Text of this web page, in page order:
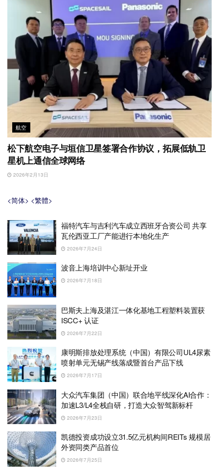
航空
松下航空电子与垣信卫星签署合作协议，拓展低轨卫
星机上通信全球网络
2026年2月13日
<简体> <繁體>
福特汽车与吉利汽车成立西班牙合资公司 共享
瓦伦西亚工厂产能进行本地化生产
2026年7月24日
波音上海培训中心新址开业
2026年7月18日
巴斯夫上海及湛江一体化基地工程塑料装置获
ISCC+ 认证
2026年7月22日
康明斯排放处理系统（中国）有限公司UL4尿素
喷射单元无锡产线落成暨首台产品下线
2026年7月17日
大众汽车集团（中国）联合地平线深化AI合作：
加速L3/L4全栈自研，打造大众智驾新标杆
2026年7月23日
凯德投资成功设立31.5亿元机构间REITs 规模居
外资同类产品首位
2026年7月25日